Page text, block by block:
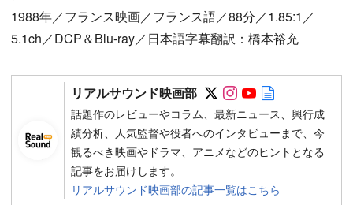
1988年／フランス映画／フランス語／88分／1.85:1／
5.1ch／DCP＆Blu-ray／日本語字幕翻訳：橋本裕充
リアルサウンド映画部 Follow on SNS
Follow on SNS
Follow on
話題作のレビューやコラム、最新ニュース、興行成
績分析、人気監督や役者へのインタビューまで、今
観るべき映画やドラマ、アニメなどのヒントとなる
記事をお届けします。
リアルサウンド映画部の記事一覧はこちら